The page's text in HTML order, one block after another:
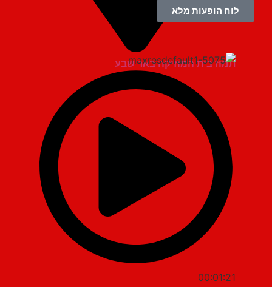
תמוז בית המוזיקה באר שבע
לוח הופעות מלא
00:01:21